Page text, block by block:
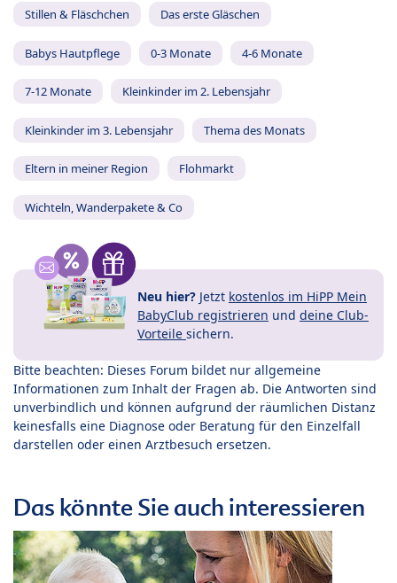
Stillen & Fläschchen Das erste Gläschen
Babys Hautpflege 0-3 Monate 4-6 Monate
7-12 Monate Kleinkinder im 2. Lebensjahr
Kleinkinder im 3. Lebensjahr Thema des Monats
Eltern in meiner Region Flohmarkt
Wichteln, Wanderpakete & Co
Neu hier? Jetzt kostenlos im HiPP Mein
BabyClub registrieren und deine Club-
Vorteile sichern.
Bitte beachten: Dieses Forum bildet nur allgemeine
Informationen zum Inhalt der Fragen ab. Die Antworten sind
unverbindlich und können aufgrund der räumlichen Distanz
keinesfalls eine Diagnose oder Beratung für den Einzelfall
darstellen oder einen Arztbesuch ersetzen.
Das könnte Sie auch interessieren